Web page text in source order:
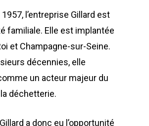
l’entreprise Gillard est
familiale. Elle est implantée
et Champagne-sur-Seine.
décennies, elle
un acteur majeur du
déchetterie.
a donc eu l’opportunité
Quelques chiffres
Nos infrastructures
Nos équipes
Nos partenaires
Compacteurs
Postes Fixes vérins
courts
Monoblocs
Installations
Bennes ampliroll
Bennes TANKER
Bennes SUPER
Bennes de Collecte
ACTUALITÉS
CONTACT
FR